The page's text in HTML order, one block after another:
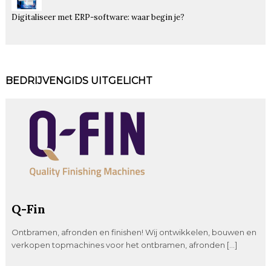
Digitaliseer met ERP-software: waar begin je?
BEDRIJVENGIDS UITGELICHT
Q-Fin
Ontbramen, afronden en finishen! Wij ontwikkelen, bouwen en
verkopen topmachines voor het ontbramen, afronden […]